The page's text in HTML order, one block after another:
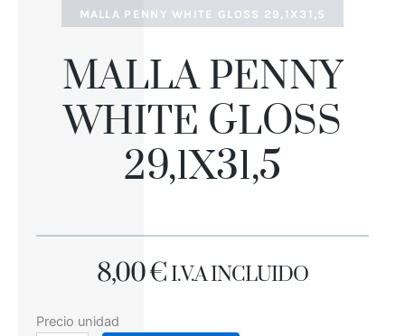
MALLA PENNY WHITE GLOSS 29,1X31,5
MALLA PENNY
WHITE GLOSS
29,1X31,5
8,00€ I.V.A INCLUIDO
Precio unidad
MALLA